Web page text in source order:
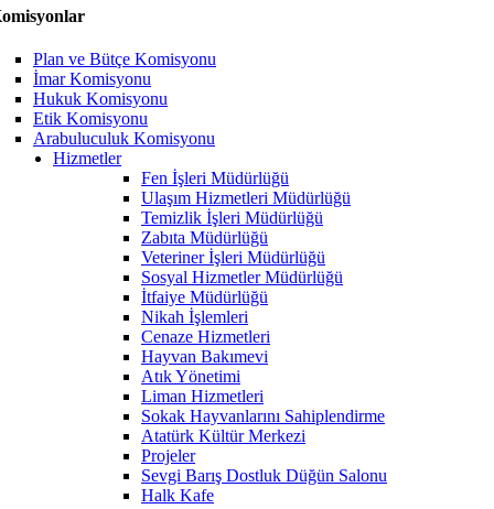
Plan ve Bütçe Komisyonu
İmar Komisyonu
Hukuk Komisyonu
Etik Komisyonu
Arabuluculuk Komisyonu
Hizmetler
Fen İşleri Müdürlüğü
Ulaşım Hizmetleri Müdürlüğü
Temizlik İşleri Müdürlüğü
Zabıta Müdürlüğü
Veteriner İşleri Müdürlüğü
Sosyal Hizmetler Müdürlüğü
İtfaiye Müdürlüğü
Nikah İşlemleri
Cenaze Hizmetleri
Hayvan Bakımevi
Atık Yönetimi
Liman Hizmetleri
Sokak Hayvanlarını Sahiplendirme
Atatürk Kültür Merkezi
Projeler
Sevgi Barış Dostluk Düğün Salonu
Halk Kafe